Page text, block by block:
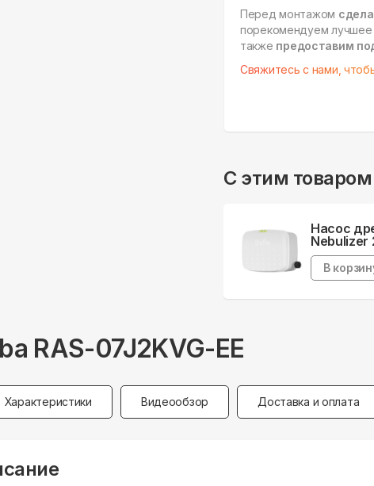
Перед монтажом
порекомендуем
также предоставим
Свяжитесь с нами,
С этим
Насос
Nebulizer
В
RAS-07J2KVG-EE
Характеристики Видеообзор Доставка и оплата